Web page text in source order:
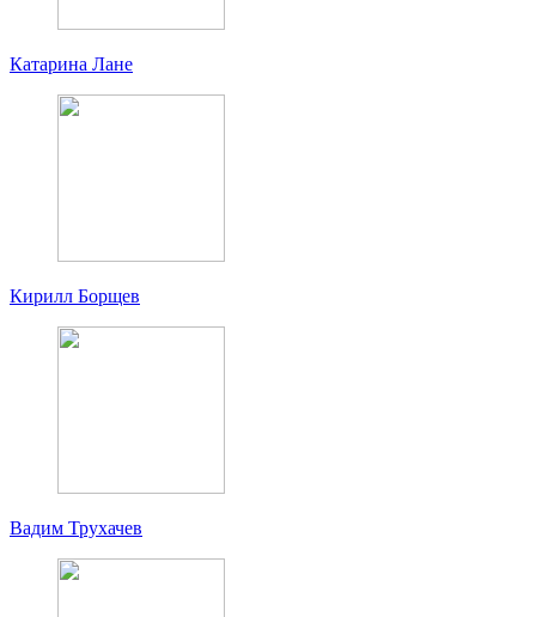
Катарина Лане
Кирилл Борщев
Вадим Трухачев